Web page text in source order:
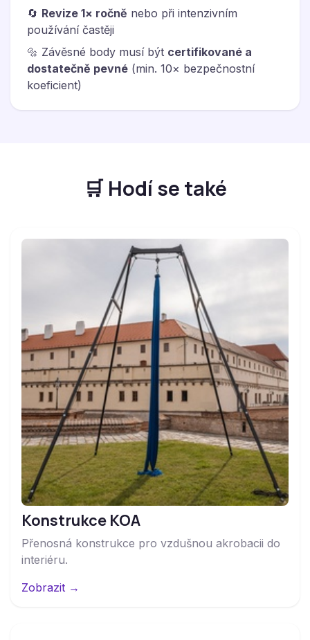
🔄 Revize 1× ročně nebo při intenzivním
používání častěji
🔩 Závěsné body musí být certifikované a
dostatečně pevné (min. 10× bezpečnostní
koeficient)
🛒 Hodí se také
Konstrukce KOA
Přenosná konstrukce pro vzdušnou akrobacii do
interiéru.
Zobrazit →